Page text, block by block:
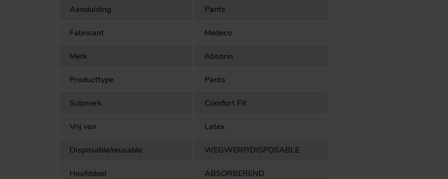
Aanduiding Pants
Fabricant Medeco
Merk Absorin
Producttype Pants
Submerk Comfort Fit
Vrij van Latex
Disposable/reusable WEGWERP/DISPOSABLE
Hoofddoel ABSORBEREND